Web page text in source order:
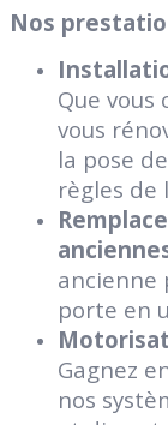
Nos
Que vous
vous
la pose
règles de
ancienne
porte en
Gagnez
nos